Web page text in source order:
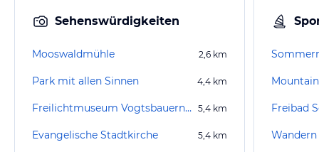
Sehenswürdigkeiten
Mooswaldmühle 2,6 km
Park mit allen Sinnen 4,4 km
Freilichtmuseum Vogtsbauernhöfe 5,4 km
Evangelische Stadtkirche 5,4 km
Freibad